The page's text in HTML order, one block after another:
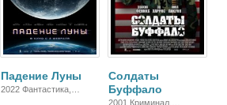
Падение Луны
2022 Фантастика,
Солдаты
Буффало
2001 Криминал,